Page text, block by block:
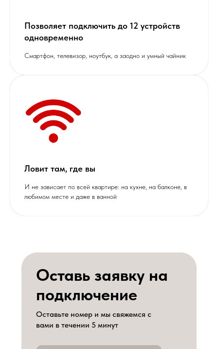
Позволяет подключить до 12 устройств
одновременно
Cмартфон, телевизор, ноутбук, а заодно и умный чайник
Ловит там, где вы
И не зависает по всей квартире: на кухне, на балконе, в
любимом месте и даже в ванной
Оставь заявку на
подключение
Оставьте номер и мы свяжемся с
вами в течении 5 минут